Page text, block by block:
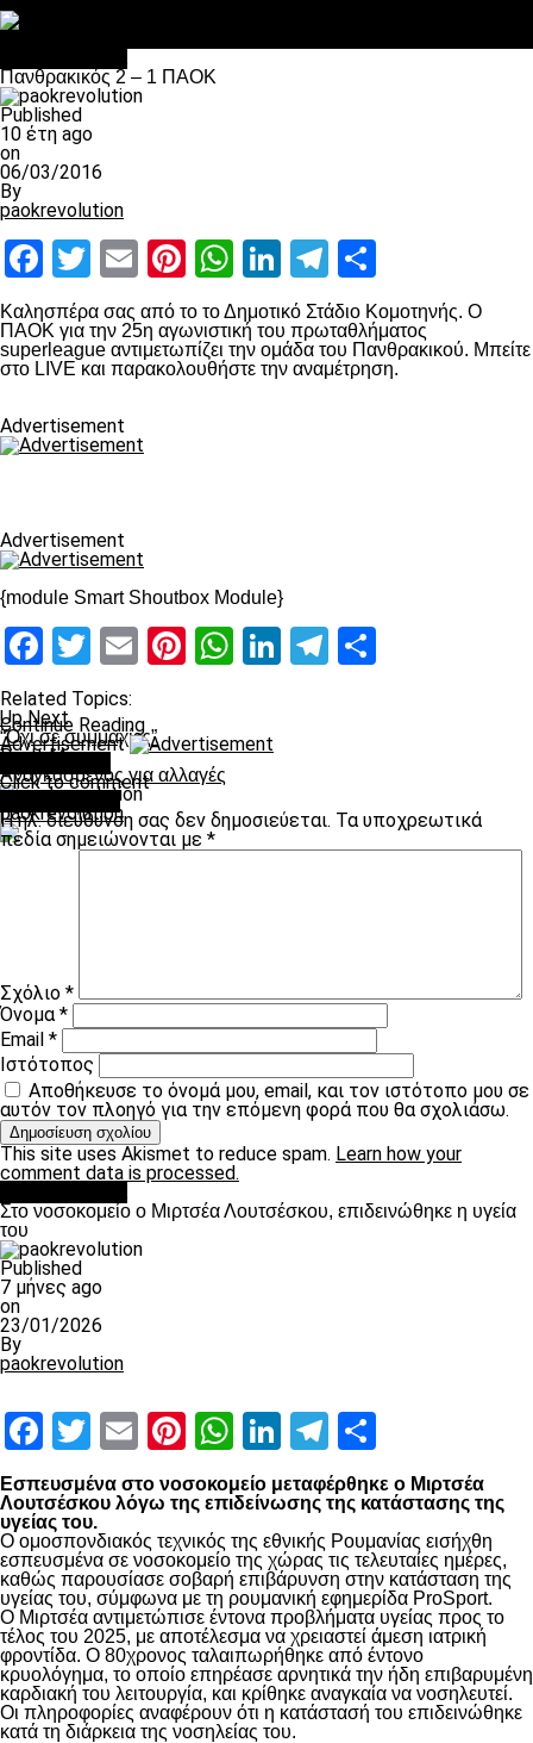
Πανθρακικός 2 – 1 ΠΑΟΚ
Published
10 έτη ago
on
06/03/2016
By
paokrevolution
Facebook
Twitter
EmailPinterest
WhatsApp
LinkedIn
Telegram
Καλησπέρα σας από το το Δημοτικό Στάδιο Κομοτηνής. Ο
ΠΑΟΚ για την 25η αγωνιστική του πρωταθλήματος
superleague αντιμετωπίζει την ομάδα του Πανθρακικού. Μπείτε
στο LIVE και παρακολουθήστε την αναμέτρηση.
Advertisement
Advertisement
{module Smart Shoutbox Module}
Facebook
Twitter
EmailPinterest
WhatsApp
LinkedIn
Telegram
Related Topics:
Up Next
“Όχι σε συμμαχίες”
Don't Miss
Αναγκασμένος για αλλαγές
paokrevolution
Continue Reading
Advertisement
Click to comment
Η ηλ. διεύθυνση σας δεν δημοσιεύεται. Τα υποχρεωτικά
πεδία σημειώνονται με *
Σχόλιο *
Όνομα*
Email *
Ιστότοπος
Αποθήκευσε το όνομά μου, email, και τον ιστότοπο μου σε
αυτόν τον πλοηγό για την επόμενη φορά που θα σχολιάσω.
This site uses Akismet to reduce spam. Learn how your
comment data is processed.
Στο νοσοκομείο ο Μιρτσέα Λουτσέσκου, επιδεινώθηκε η υγεία
του
Published
7 μήνες ago
on
23/01/2026
By
paokrevolution
Facebook
Twitter
EmailPinterest
WhatsApp
LinkedIn
Telegram
Εσπευσμένα στο νοσοκομείο μεταφέρθηκε ο Μιρτσέα
Λουτσέσκου λόγω της επιδείνωσης της κατάστασης της
υγείας του.
Ο ομοσπονδιακός τεχνικός της εθνικής Ρουμανίας εισήχθη
εσπευσμένα σε νοσοκομείο της χώρας τις τελευταίες ημέρες,
καθώς παρουσίασε σοβαρή επιβάρυνση στην κατάσταση της
υγείας του, σύμφωνα με τη ρουμανική εφημερίδα ProSport.
Ο Μιρτσέα αντιμετώπισε έντονα προβλήματα υγείας προς το
τέλος του 2025, με αποτέλεσμα να χρειαστεί άμεση ιατρική
φροντίδα. Ο 80χρονος ταλαιπωρήθηκε από έντονο
κρυολόγημα, το οποίο επηρέασε αρνητικά την ήδη επιβαρυμένη
καρδιακή του λειτουργία, και κρίθηκε αναγκαία να νοσηλευτεί.
Οι πληροφορίες αναφέρουν ότι η κατάστασή του επιδεινώθηκε
κατά τη διάρκεια της νοσηλείας του.